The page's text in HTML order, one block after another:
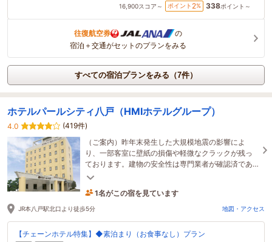
16,900スコア～ ポイント 2% 338ポイント～
往復航空券
の
宿泊＋交通がセットのプランをみる
すべての宿泊プランをみる（7件）
ホテルパールシティ八戸（HMIホテルグループ）
4.0
(419件)
（ご案内）昨年末発生した大規模地震の影響によ
り、一部客室に壁紙の損傷や軽微なクラックが残っ
ております。建物の安全性は専門業者が確認済であ
り、ご宿泊には支障ございません。何卒ご了承願い
1名がこの宿を見ています
JR本八戸駅北口より徒歩5分 地図・アクセス
【チェーンホテル特集】◆素泊まり（お食事なし）プラン